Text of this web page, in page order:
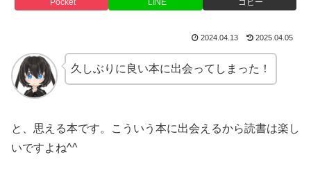
Pocket LINE コピー
2024.04.13 2025.04.05
久しぶりに良い本に出会ってしまった！
と、思える本です。こういう本に出会えるから読書は楽し
いですよね^^